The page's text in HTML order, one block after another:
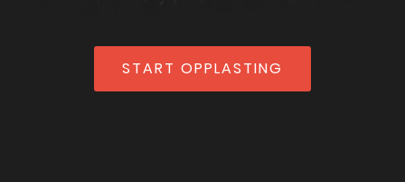
START OPPLASTING